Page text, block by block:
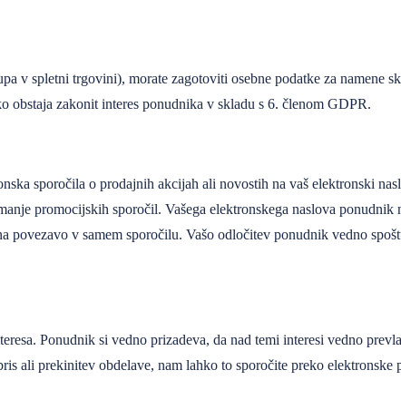
v spletni trgovini), morate zagotoviti osebne podatke za namene
obstaja zakonit interes ponudnika v skladu s 6. členom GDPR.
sporočila o prodajnih akcijah ali novostih na vaš elektronski
promocijskih sporočil. Vašega elektronskega naslova
v samem sporočilu. Vašo odločitev ponudnik vedno
Ponudnik si vedno prizadeva, da nad temi interesi vedno
ali prekinitev obdelave, nam lahko to sporočite preko elektronske